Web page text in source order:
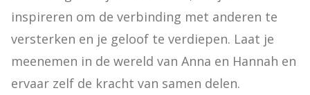
inspireren om de verbinding met anderen te
versterken en je geloof te verdiepen. Laat je
meenemen in de wereld van Anna en Hannah en
ervaar zelf de kracht van samen delen.